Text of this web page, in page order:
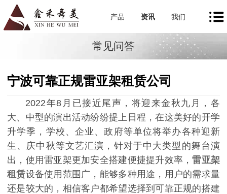
产品 资讯 我们
常见问答
宁波可靠正规雷亚架租赁公司
2022年8月已接近尾声，将迎来金秋九月，各
大、中型的演出活动纷纷提上日程，在这美好的开学
升学季，学校、企业、政府等单位将举办各种迎新
生、庆中秋等文艺汇演，针对于中大类型的舞台演
出，使用雷亚架更加安全搭建便捷提升效率，雷亚架
租赁设备使用范围广，能够多种用途，用户的需求量
还是较大的，相信客户都希望选择到可靠正规的搭建